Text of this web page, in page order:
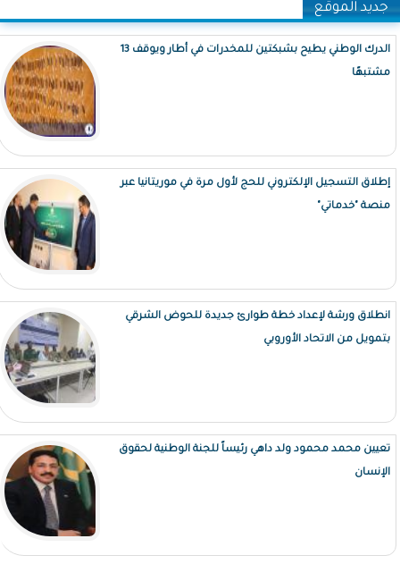
جديد الموقع
الدرك الوطني يطيح بشبكتين للمخدرات في أطار ويوقف 13
مشتبهًا
إطلاق التسجيل الإلكتروني للحج لأول مرة في موريتانيا عبر
منصة "خدماتي"
انطلاق ورشة لإعداد خطة طوارئ جديدة للحوض الشرقي
بتمويل من الاتحاد الأوروبي
تعيين محمد محمود ولد داهي رئيساً للجنة الوطنية لحقوق
الإنسان